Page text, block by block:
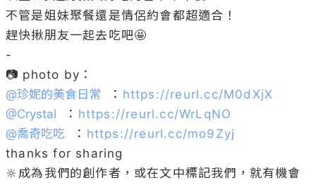
不管是姐妹聚餐還是情侶約會都超適合！
趕快揪朋友一起去吃吧🤩
-
@珍妮的美食日常
  ：
https://reurl.cc/M0dXjX
@Crystal
  ：
https://reurl.cc/WrLqNO
@喬奇吃吃
  ：
https://reurl.cc/mo9Zyj
thanks for sharing
🔆成為我們的創作者，或在文中標記我們，就有機會